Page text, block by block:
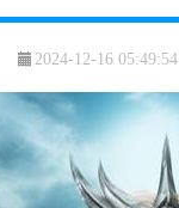
2024-12-16 05:49:54